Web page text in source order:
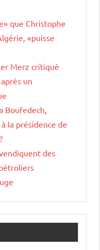
que Christophe
«puisse
Merz critiqué
un
Boufedech,
la présidence de
des